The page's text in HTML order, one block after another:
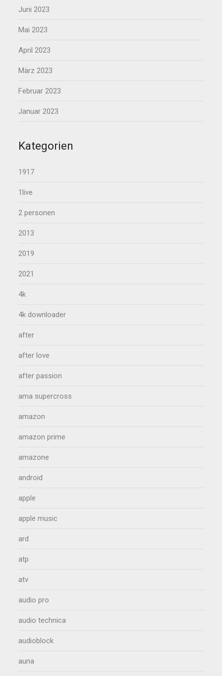
Juni 2023
Mai 2023
April 2023
März 2023
Februar 2023
Januar 2023
Kategorien
1917
1live
2 personen
2013
2019
2021
4k
4k downloader
after
after love
after passion
ama supercross
amazon
amazon prime
amazone
android
apple
apple music
ard
atp
atv
audio pro
audio technica
audioblock
auna